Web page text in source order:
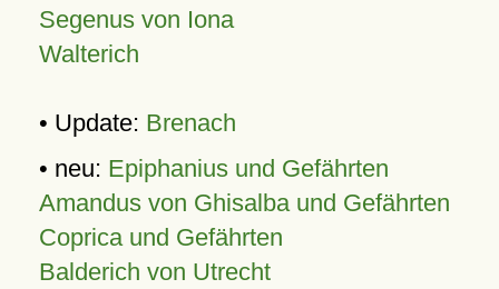
Segenus von Iona
Walterich
• Update: Brenach
• neu: Epiphanius und Gefährten
Amandus von Ghisalba und Gefährten
Coprica und Gefährten
Balderich von Utrecht